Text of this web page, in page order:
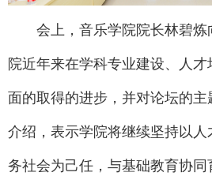
会上，音乐学院院长林碧
院近年来在学科专业建设、人
面的取得的进步，并对论坛的主
介绍，表示学院将继续坚持以人
务社会为己任，与基础教育协